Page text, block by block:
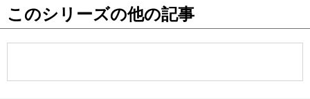
お知らせ
このシリーズの他の記事